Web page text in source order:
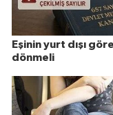
Eşinin yurt dışı
dönmeli